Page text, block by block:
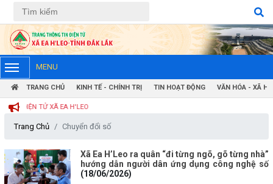
Tiếng Việt Tiếng Anh
MENU
TRANG CHỦ KINH TẾ - CHÍNH TRỊ TIN HOẠT ĐỘNG VĂN HÓA - XÃ
ĐIỆN TỬ XÃ EA H'LEO
Trang Chủ Chuyển đổi số
Xã Ea H’Leo ra quân “đi từng ngõ, gõ từng nhà”
hướng dẫn người dân ứng dụng công nghệ số
(18/06/2026)